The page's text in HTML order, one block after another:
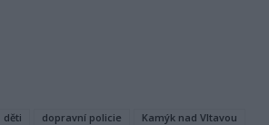
děti dopravní policie
Kamýk nad Vltavou